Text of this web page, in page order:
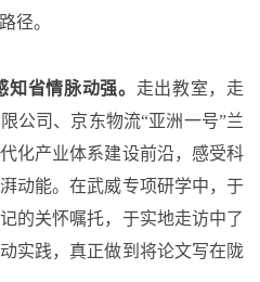
径。
省情脉动强。 走出教室，走
公司、京东物流“亚洲一号”兰
化产业体系建设前沿，感受科
动能。在武威专项研学中，于
的关怀嘱托，于实地走访中了
实践，真正做到将论文写在陇